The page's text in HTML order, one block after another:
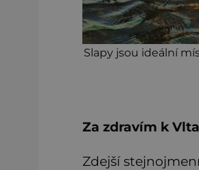
Slapy jsou ideální
Za zdravím k
Zdejší